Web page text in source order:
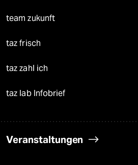
team zukunft
taz frisch
taz zahl ich
taz lab Infobrief
Veranstaltungen